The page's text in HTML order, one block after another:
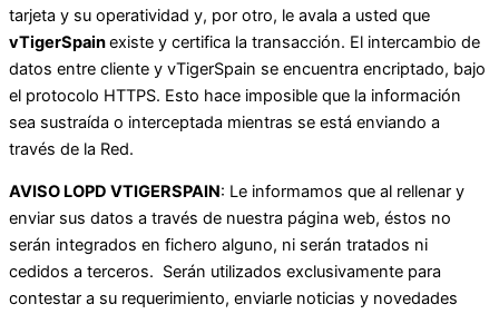
tarjeta y su operatividad y, por otro, le avala a usted que
vTigerSpainexiste y certifica la transacción. El intercambio de
datos entre cliente y vTigerSpain se encuentra encriptado, bajo
el protocolo HTTPS. Esto hace imposible que la información
sea sustraída o interceptada mientras se está enviando a
través de la Red.
AVISO LOPD VTIGERSPAIN: Le informamos que al rellenar y
enviar sus datos a través de nuestra página web, éstos no
serán integrados en fichero alguno, ni serán tratados ni
cedidos a terceros. Serán utilizados exclusivamente para
contestar a su requerimiento, enviarle noticias y novedades